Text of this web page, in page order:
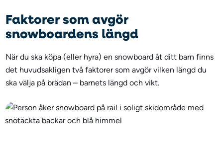
Faktorer som avgör
snowboardens längd
När du ska köpa (eller hyra) en snowboard åt ditt barn finns
det huvudsakligen två faktorer som avgör vilken längd du
ska välja på brädan – barnets längd och vikt.